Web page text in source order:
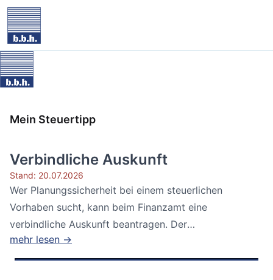
Mein Steuertipp
Verbindliche Auskunft
Stand: 20.07.2026
Wer Planungssicherheit bei einem steuerlichen
Vorhaben sucht, kann beim Finanzamt eine
verbindliche Auskunft beantragen. Der
Bundesfinanzhof...
mehr lesen →